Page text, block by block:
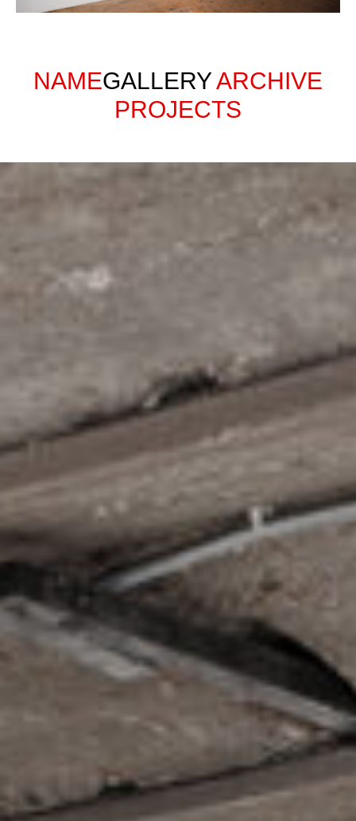
NAMEGALLERYARCHIVE
PROJECTS